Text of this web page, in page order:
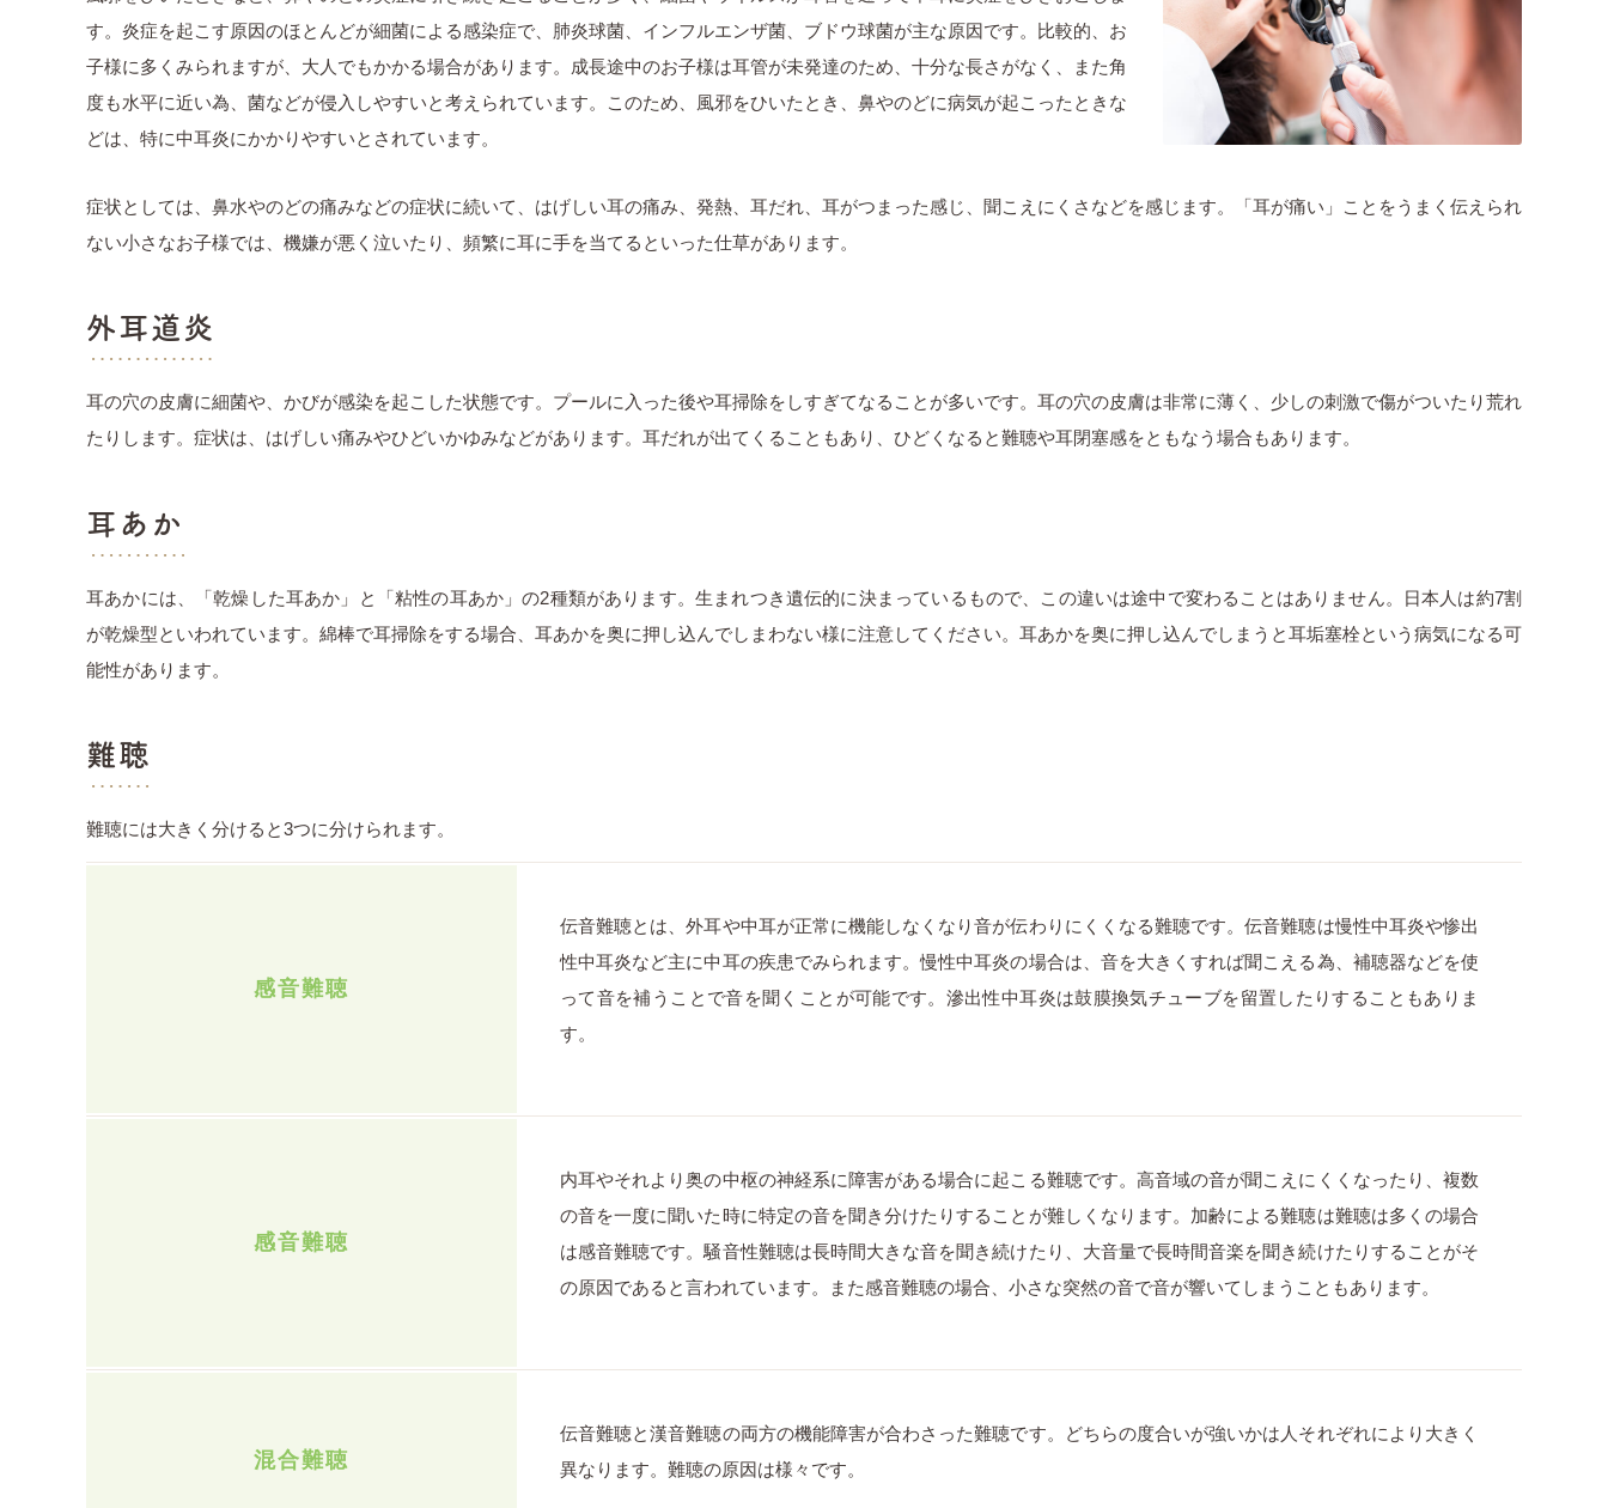
す。炎症を起こす原因のほとんどが細菌による感染症で、肺炎球菌、インフルエンザ菌、ブドウ球菌が主な原因です。比較的、お
子様に多くみられますが、大人でもかかる場合があります。成長途中のお子様は耳管が未発達のため、十分な長さがなく、また角
度も水平に近い為、菌などが侵入しやすいと考えられています。このため、風邪をひいたとき、鼻やのどに病気が起こったときな
どは、特に中耳炎にかかりやすいとされています。
症状としては、鼻水やのどの痛みなどの症状に続いて、はげしい耳の痛み、発熱、耳だれ、耳がつまった感じ、聞こえにくさなどを感じます。「耳が痛い」ことをうまく伝えられ
ない小さなお子様では、機嫌が悪く泣いたり、頻繁に耳に手を当てるといった仕草があります。
外耳道炎
耳の穴の皮膚に細菌や、かびが感染を起こした状態です。プールに入った後や耳掃除をしすぎてなることが多いです。耳の穴の皮膚は非常に薄く、少しの刺激で傷がついたり荒れ
たりします。症状は、はげしい痛みやひどいかゆみなどがあります。耳だれが出てくることもあり、ひどくなると難聴や耳閉塞感をともなう場合もあります。
耳あか
耳あかには、「乾燥した耳あか」と「粘性の耳あか」の2種類があります。生まれつき遺伝的に決まっているもので、この違いは途中で変わることはありません。日本人は約7割
が乾燥型といわれています。綿棒で耳掃除をする場合、耳あかを奥に押し込んでしまわない様に注意してください。耳あかを奥に押し込んでしまうと耳垢塞栓という病気になる可
能性があります。
難聴
難聴には大きく分けると3つに分けられます。
感音難聴
伝音難聴とは、外耳や中耳が正常に機能しなくなり音が伝わりにくくなる難聴です。伝音難聴は慢性中耳炎や惨出
性中耳炎など主に中耳の疾患でみられます。慢性中耳炎の場合は、音を大きくすれば聞こえる為、補聴器などを使
って音を補うことで音を聞くことが可能です。滲出性中耳炎は鼓膜換気チューブを留置したりすることもありま
す。
感音難聴
内耳やそれより奥の中枢の神経系に障害がある場合に起こる難聴です。高音域の音が聞こえにくくなったり、複数
の音を一度に聞いた時に特定の音を聞き分けたりすることが難しくなります。加齢による難聴は難聴は多くの場合
は感音難聴です。騒音性難聴は長時間大きな音を聞き続けたり、大音量で長時間音楽を聞き続けたりすることがそ
の原因であると言われています。また感音難聴の場合、小さな突然の音で音が響いてしまうこともあります。
混合難聴
伝音難聴と漢音難聴の両方の機能障害が合わさった難聴です。どちらの度合いが強いかは人それぞれにより大きく
異なります。難聴の原因は様々です。